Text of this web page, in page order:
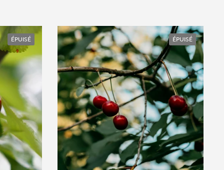
ÉPUISÉ ÉPUISÉ